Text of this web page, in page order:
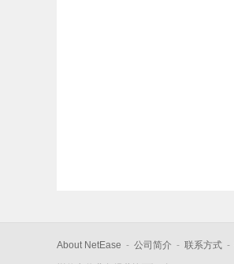
About NetEase - 公司简介 - 联系方式 -